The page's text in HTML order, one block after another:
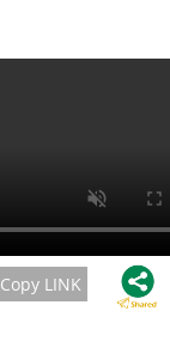
Copy LINK